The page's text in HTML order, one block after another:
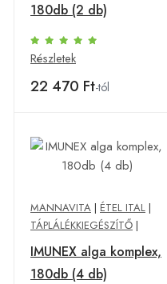
180db (2 db)
Részletek
22 470 Ft-tól
MANNAVITA | ÉTEL ITAL |
TÁPLÁLÉKKIEGÉSZÍTŐ |
IMUNEX alga komplex,
180db (4 db)